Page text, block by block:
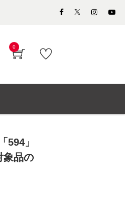
0
594」
象品の